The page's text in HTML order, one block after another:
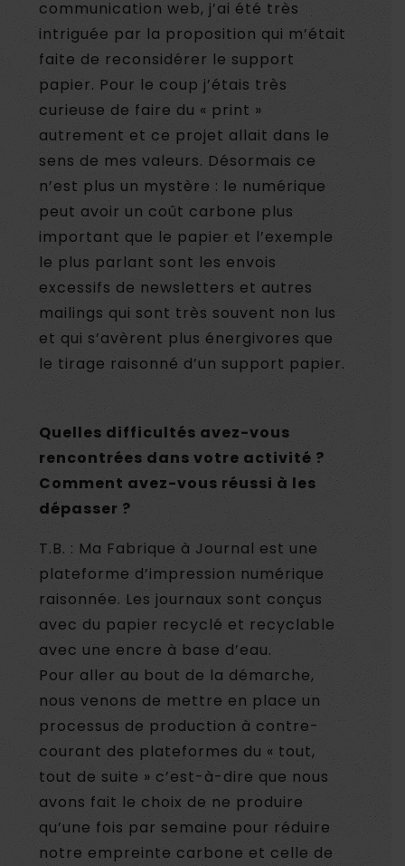
communication web, j’ai été très
intriguée par la proposition qui m’était
faite de reconsidérer le support
papier. Pour le coup j’étais très
curieuse de faire du « print »
autrement et ce projet allait dans le
sens de mes valeurs. Désormais ce
n’est plus un mystère : le numérique
peut avoir un coût carbone plus
important que le papier et l’exemple
le plus parlant sont les envois
excessifs de newsletters et autres
mailings qui sont très souvent non lus
et qui s’avèrent plus énergivores que
le tirage raisonné d’un support papier.
Quelles difficultés avez-vous
rencontrées dans votre activité ?
Comment avez-vous réussi à les
dépasser ?
T.B. : Ma Fabrique à Journal est une
plateforme d’impression numérique
raisonnée. Les journaux sont conçus
avec du papier recyclé et recyclable
avec une encre à base d’eau.
Pour aller au bout de la démarche,
nous venons de mettre en place un
processus de production à contre-
courant des plateformes du « tout,
tout de suite » c’est-à-dire que nous
avons fait le choix de ne produire
qu’une fois par semaine pour réduire
notre empreinte carbone et celle de